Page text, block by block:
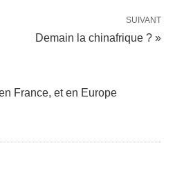
SUIVANT
Demain la chinafrique ? »
France, et en Europe